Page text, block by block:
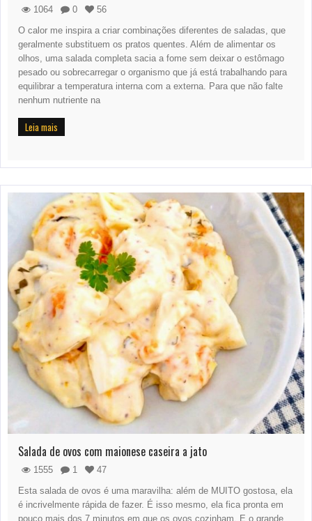
1064 0
56
O calor me inspira a criar combinações diferentes de saladas, que
geralmente substituem os pratos quentes. Além de alimentar os
olhos, uma salada completa sacia a fome sem deixar o estômago
pesado ou sobrecarregar o organismo que já está trabalhando para
equilibrar a temperatura interna com a externa. Para que não falte
nenhum nutriente na
Leia mais
Salada de ovos com maionese caseira a jato
1555 1
47
Esta salada de ovos é uma maravilha: além de MUITO gostosa, ela
é incrivelmente rápida de fazer. É isso mesmo, ela fica pronta em
pouco mais dos 7 minutos em que os ovos cozinham. E o grande